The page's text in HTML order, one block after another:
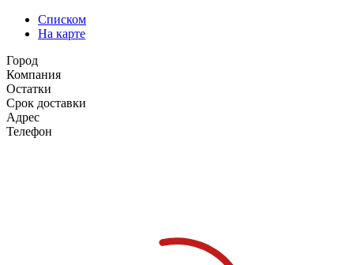
Списком
На карте
Город
Компания
Остатки
Срок доставки
Адрес
Телефон